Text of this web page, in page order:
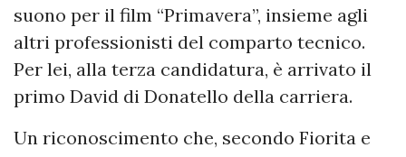
suono per il film “Primavera”, insieme agli
altri professionisti del comparto tecnico.
Per lei, alla terza candidatura, è arrivato il
primo David di Donatello della carriera.
Un riconoscimento che, secondo Fiorita e